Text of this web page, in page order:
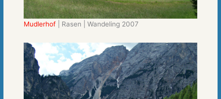
Mudlerhof | Rasen | Wandeling 2007